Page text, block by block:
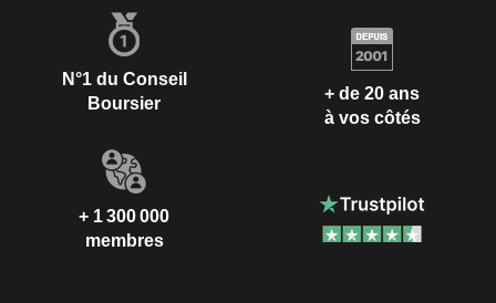
N°1 du Conseil
Boursier
+ de 20 ans
à vos côtés
+ 1 300 000
membres